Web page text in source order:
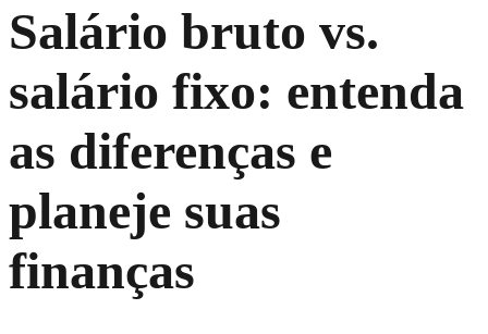
Salário bruto vs.
salário fixo: entenda
as diferenças e
planeje suas
finanças